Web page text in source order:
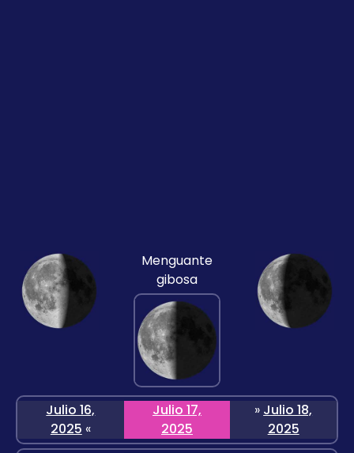
Menguante
gibosa
Julio 16,
2025 «
Julio 17,
2025
» Julio 18,
2025